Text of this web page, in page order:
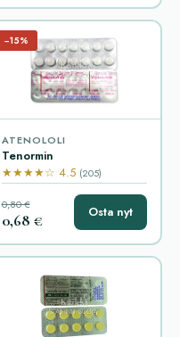
−15%
ATENOLOLI
Tenormin
★★★★☆ 4.5 (205)
0,80 €
0,68 € Osta nyt